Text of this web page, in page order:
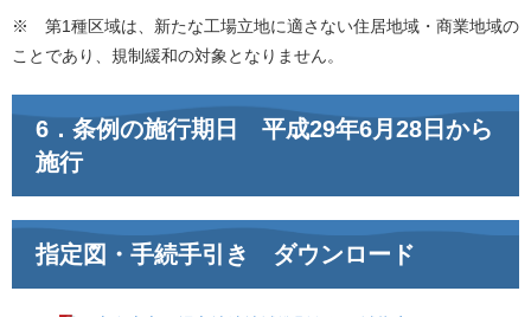
※ 第1種区域は、新たな工場立地に適さない住居地域・商業地域の
ことであり、規制緩和の対象となりません。
6．条例の施行期日 平成29年6月28日から
施行
指定図・手続手引き ダウンロード